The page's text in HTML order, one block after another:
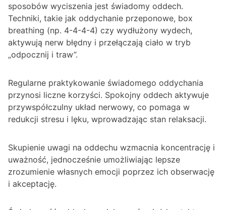
sposobów wyciszenia jest świadomy oddech.
Techniki, takie jak oddychanie przeponowe, box
breathing (np. 4-4-4-4) czy wydłużony wydech,
aktywują nerw błędny i przełączają ciało w tryb
„odpocznij i traw”.
Regularne praktykowanie świadomego oddychania
przynosi liczne korzyści. Spokojny oddech aktywuje
przywspółczulny układ nerwowy, co pomaga w
redukcji stresu i lęku, wprowadzając stan relaksacji.
Skupienie uwagi na oddechu wzmacnia koncentrację i
uważność, jednocześnie umożliwiając lepsze
zrozumienie własnych emocji poprzez ich obserwację
i akceptację.